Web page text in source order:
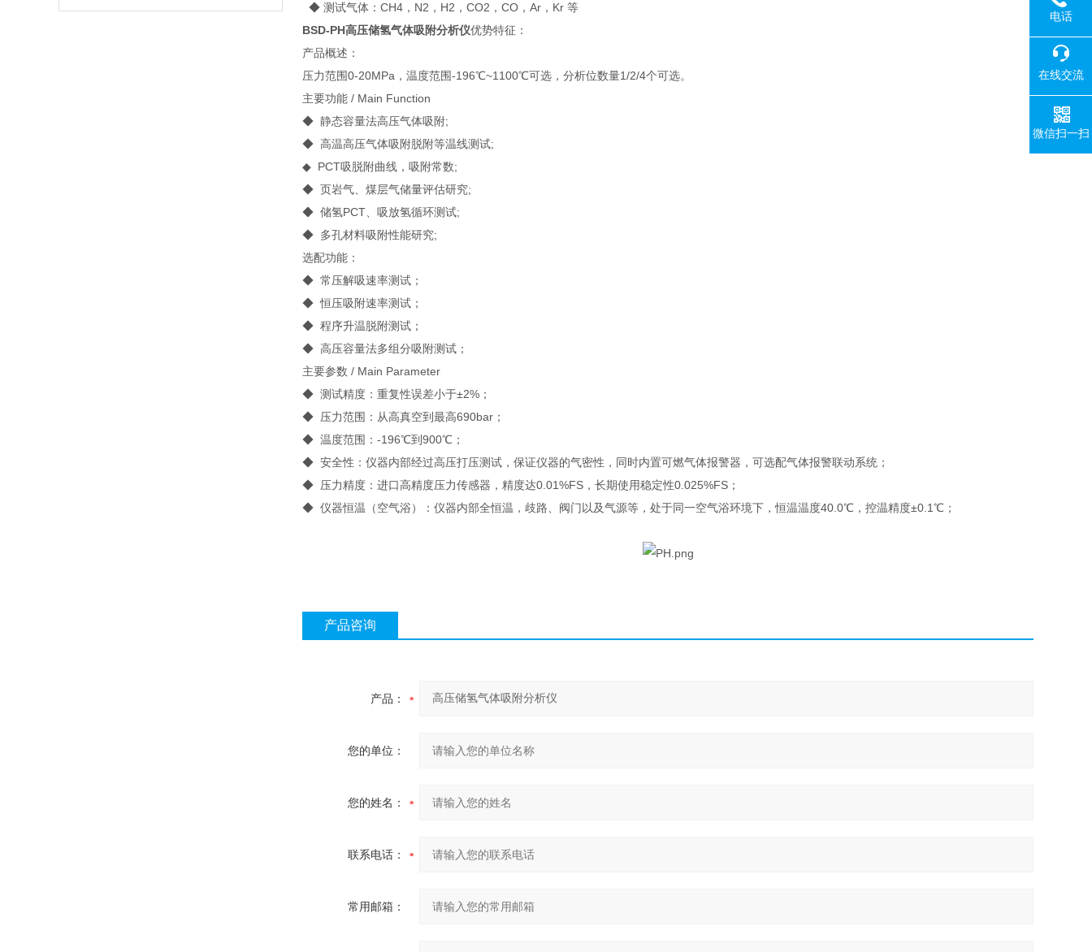
◆ 测试气体：CH4，N2，H2，CO2，CO，Ar，Kr 等
BSD-PH高压储氢气体吸附分析仪优势特征：
产品概述：
压力范围0-20MPa，温度范围-196℃~1100℃可选，分析位数量1/2/4个可选。
主要功能 / Main Function
◆ 静态容量法高压气体吸附;
◆ 高温高压气体吸附脱附等温线测试;
◆ PCT吸脱附曲线，吸附常数;
◆ 页岩气、煤层气储量评估研究;
◆ 储氢PCT、吸放氢循环测试;
◆ 多孔材料吸附性能研究;
选配功能：
◆ 常压解吸速率测试；
◆ 恒压吸附速率测试；
◆ 程序升温脱附测试；
◆ 高压容量法多组分吸附测试；
主要参数 / Main Parameter
◆ 测试精度：重复性误差小于±2%；
◆ 压力范围：从高真空到最高690bar；
◆ 温度范围：-196℃到900℃；
◆ 安全性：仪器内部经过高压打压测试，保证仪器的气密性，同时内置可燃气体报警器，可选配气体报警联动系统；
◆ 压力精度：进口高精度压力传感器，精度达0.01%FS，长期使用稳定性0.025%FS；
◆ 仪器恒温（空气浴）：仪器内部全恒温，歧路、阀门以及气源等，处于同一空气浴环境下，恒温温度40.0℃，控温精度±0.1℃；
产品咨询
产品：
您的单位：
您的姓名：
联系电话：
常用邮箱：
电话
在线交流
微信扫一扫